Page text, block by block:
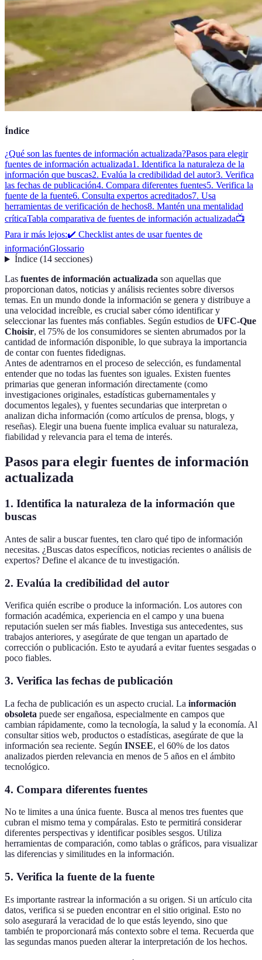
Índice
¿Qué son las fuentes de información actualizada?Pasos para elegir
fuentes de información actualizada1. Identifica la naturaleza de la
información que buscas2. Evalúa la credibilidad del autor3. Verifica
las fechas de publicación4. Compara diferentes fuentes5. Verifica la
fuente de la fuente6. Consulta expertos acreditados7. Usa
herramientas de verificación de hechos8. Mantén una mentalidad
críticaTabla comparativa de fuentes de información actualizada📺
Para ir más lejos:✔️ Checklist antes de usar fuentes de
informaciónGlossario
Índice(14 secciones)
Las fuentes de información actualizada son aquellas que
proporcionan datos, noticias y análisis recientes sobre diversos
temas. En un mundo donde la información se genera y distribuye a
una velocidad increíble, es crucial saber cómo identificar y
seleccionar las fuentes más confiables. Según estudios de UFC-Que
Choisir, el 75% de los consumidores se sienten abrumados por la
cantidad de información disponible, lo que subraya la importancia
de contar con fuentes fidedignas.
Antes de adentrarnos en el proceso de selección, es fundamental
entender que no todas las fuentes son iguales. Existen fuentes
primarias que generan información directamente (como
investigaciones originales, estadísticas gubernamentales y
documentos legales), y fuentes secundarias que interpretan o
analizan dicha información (como artículos de prensa, blogs, y
reseñas). Elegir una buena fuente implica evaluar su naturaleza,
fiabilidad y relevancia para el tema de interés.
Pasos para elegir fuentes de información
actualizada
1. Identifica la naturaleza de la información que
buscas
Antes de salir a buscar fuentes, ten claro qué tipo de información
necesitas. ¿Buscas datos específicos, noticias recientes o análisis de
expertos? Define el alcance de tu investigación.
2. Evalúa la credibilidad del autor
Verifica quién escribe o produce la información. Los autores con
formación académica, experiencia en el campo y una buena
reputación suelen ser más fiables. Investiga sus antecedentes, sus
trabajos anteriores, y asegúrate de que tengan un apartado de
corrección o publicación. Esto te ayudará a evitar fuentes sesgadas o
poco fiables.
3. Verifica las fechas de publicación
La fecha de publicación es un aspecto crucial. La información
obsoleta puede ser engañosa, especialmente en campos que
cambian rápidamente, como la tecnología, la salud y la economía. Al
consultar sitios web, productos o estadísticas, asegúrate de que la
información sea reciente. Según INSEE, el 60% de los datos
analizados pierden relevancia en menos de 5 años en el ámbito
tecnológico.
4. Compara diferentes fuentes
No te limites a una única fuente. Busca al menos tres fuentes que
cubran el mismo tema y compáralas. Esto te permitirá considerar
diferentes perspectivas y identificar posibles sesgos. Utiliza
herramientas de comparación, como tablas o gráficos, para visualizar
las diferencias y similitudes en la información.
5. Verifica la fuente de la fuente
Es importante rastrear la información a su origen. Si un artículo cita
datos, verifica si se pueden encontrar en el sitio original. Esto no
solo asegurará la veracidad de lo que estás leyendo, sino que
también te proporcionará más contexto sobre el tema. Recuerda que
las segundas manos pueden alterar la interpretación de los hechos.